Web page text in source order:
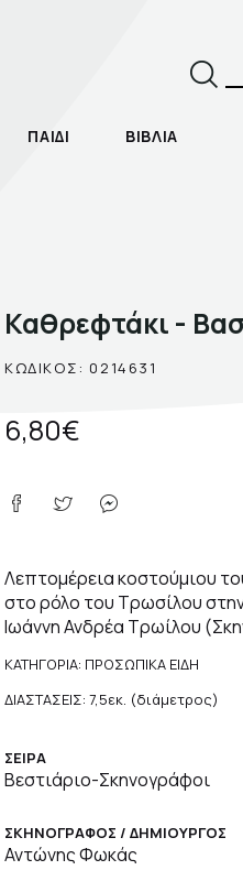
ΠΑΙΔΙ ΒΙΒΛΙΑ
Καθρεφτάκι -
ΚΩΔΙΚΟΣ: 0214631
6,80€
Λεπτομέρεια κοστούμιου
στο ρόλο του Τρωσίλου
Ιωάννη Ανδρέα Τρωίλου
ΚΑΤΗΓΟΡΙΑ: ΠΡΟΣΩΠΙΚΑ ΕΙΔΗ
ΔΙΑΣΤΑΣΕΙΣ: 7,5εκ. (διάμετρος)
ΣΕΙΡΑ
Βεστιάριο-Σκηνογράφοι
ΣΚΗΝΟΓΡΑΦΟΣ / ΔΗΜΙΟΥΡΓΟΣ
Αντώνης Φωκάς